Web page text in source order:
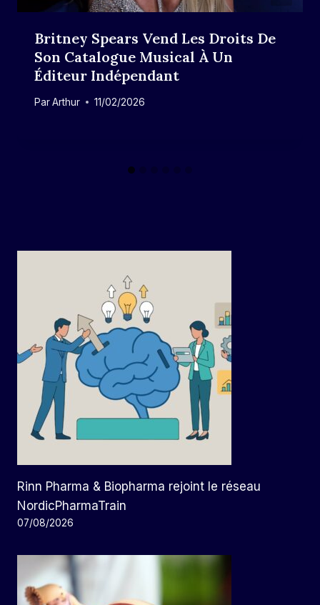
Britney Spears Vend Les Droits De
Son Catalogue Musical À Un
Éditeur Indépendant
ParArthur 11/02/2026
Rinn Pharma & Biopharma rejoint le réseau
NordicPharmaTrain
07/08/2026